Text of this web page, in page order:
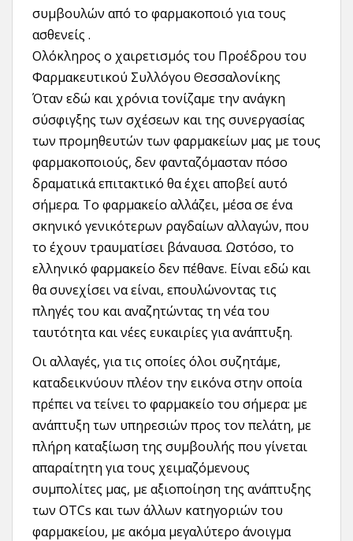
συμβουλών από το φαρμακοποιό για τους
ασθενείς .
Ολόκληρος ο χαιρετισμός του Προέδρου του
Φαρμακευτικού Συλλόγου Θεσσαλονίκης
Όταν εδώ και χρόνια τονίζαμε την ανάγκη
σύσφιγξης των σχέσεων και της συνεργασίας
των προμηθευτών των φαρμακείων μας με τους
φαρμακοποιούς, δεν φανταζόμασταν πόσο
δραματικά επιτακτικό θα έχει αποβεί αυτό
σήμερα. Το φαρμακείο αλλάζει, μέσα σε ένα
σκηνικό γενικότερων ραγδαίων αλλαγών, που
το έχουν τραυματίσει βάναυσα. Ωστόσο, το
ελληνικό φαρμακείο δεν πέθανε. Είναι εδώ και
θα συνεχίσει να είναι, επουλώνοντας τις
πληγές του και αναζητώντας τη νέα του
ταυτότητα και νέες ευκαιρίες για ανάπτυξη.
Οι αλλαγές, για τις οποίες όλοι συζητάμε,
καταδεικνύουν πλέον την εικόνα στην οποία
πρέπει να τείνει το φαρμακείο του σήμερα: με
ανάπτυξη των υπηρεσιών προς τον πελάτη, με
πλήρη καταξίωση της συμβουλής που γίνεται
απαραίτητη για τους χειμαζόμενους
συμπολίτες μας, με αξιοποίηση της ανάπτυξης
των OTCs και των άλλων κατηγοριών του
φαρμακείου, με ακόμα μεγαλύτερο άνοιγμα